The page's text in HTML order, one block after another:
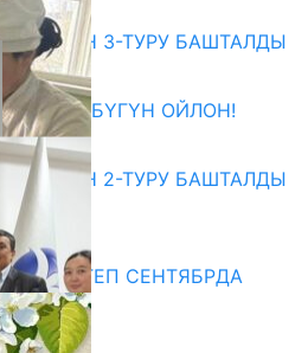
3-ТУРУ БАШТАЛДЫ
ҮЧҮН БҮГҮН ОЙЛОН!
2-ТУРУ БАШТАЛДЫ
МЕКТЕП СЕНТЯБРДА